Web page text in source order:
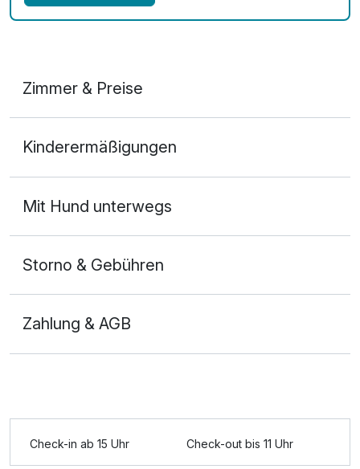
Zimmer & Preise
2 Erwachsene und 1 Kind
Kinderermäßigungen
Mit Hund unterwegs
Storno & Gebühren
Zahlung & AGB
Check-in ab 15 Uhr Check-out bis 11 Uhr